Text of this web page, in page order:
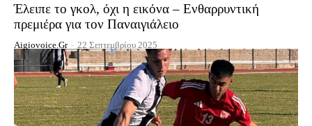
Έλειπε το γκολ, όχι η εικόνα – Ενθαρρυντική
πρεμιέρα για τον Παναιγιάλειο
Aigiovoice.gr - 22 Σεπτεμβρίου 2025